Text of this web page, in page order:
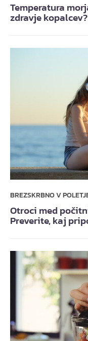
Temperatura
zdravje kopalcev?
BREZSKRBNO V
Otroci med
Preverite, kaj